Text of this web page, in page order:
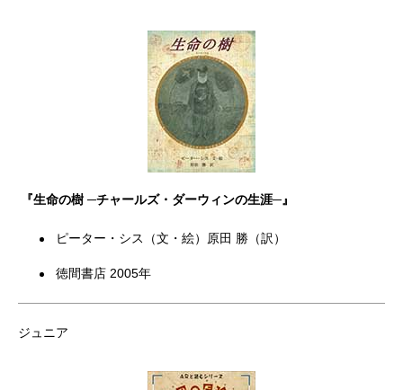
『生命の樹 ─チャールズ・ダーウィンの生涯─』
ピーター・シス（文・絵）原田 勝（訳）
徳間書店 2005年
ジュニア